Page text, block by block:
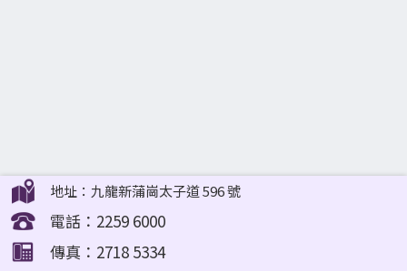
地址：九龍新蒲崗太子道 596 號
電話：2259 6000
傳真：2718 5334